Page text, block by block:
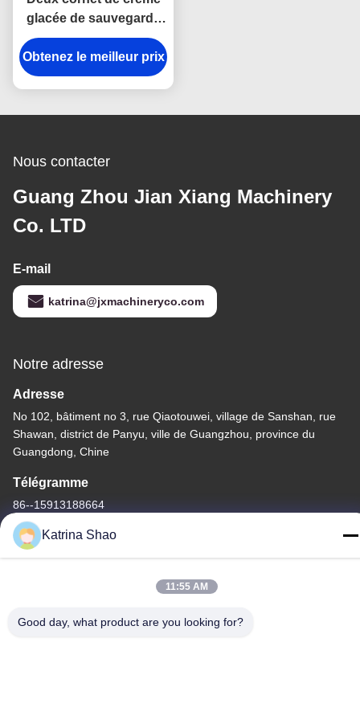
glacée de sauvegarde
du gaz 3500pcs/h de
couleur faisant la
machine
Obtenez le meilleur prix
Nous contacter
Guang Zhou Jian Xiang Machinery
Co. LTD
E-mail
katrina@jxmachineryco.com
Notre adresse
Adresse
No 102, bâtiment no 3, rue Qiaotouwei, village de Sanshan, rue
Shawan, district de Panyu, ville de Guangzhou, province du
Guangdong, Chine
Télégramme
86--15913188664
La Chine est bonne. Qualité machine de cuisson de cornet de
Katrina Shao
11:55 AM
Good day, what product are you looking for?